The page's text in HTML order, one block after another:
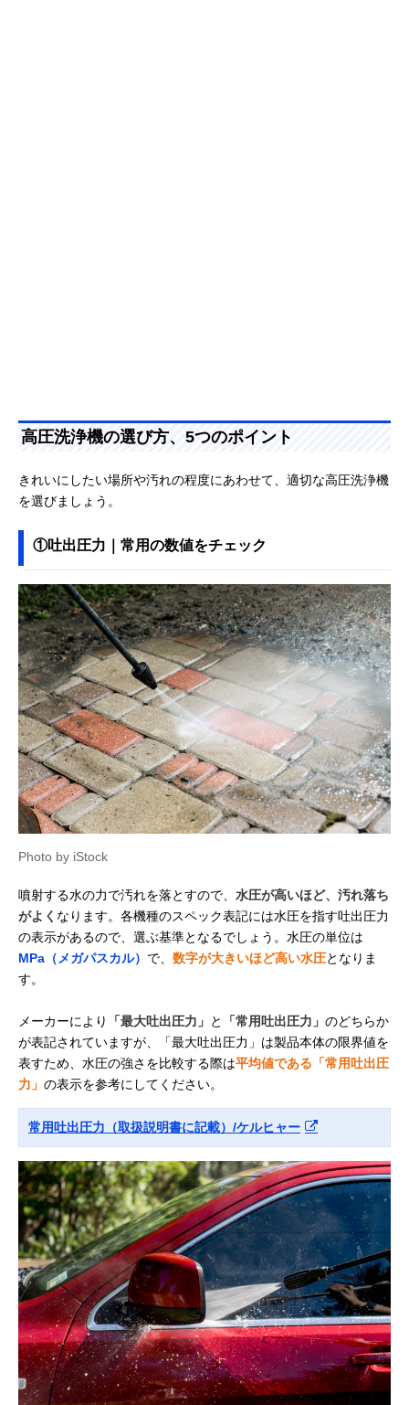
高圧洗浄機の選び方、5つのポイント
きれいにしたい場所や汚れの程度にあわせて、適切な高圧洗浄機
を選びましょう。
①吐出圧力｜常用の数値をチェック
Photo by iStock
噴射する水の力で汚れを落とすので、 水圧が高いほど、汚れ落ち
がよく なります。各機種のスペック表記には水圧を指す吐出圧力
の表示があるので、選ぶ基準となるでしょう。水圧の単位は
MPa（メガパスカル） で、 数字が大きいほど高い水圧となりま
す。
メーカーにより 「最大吐出圧力」 と 「常用吐出圧力」 のどちらか
が表記されていますが、「最大吐出圧力」は製品本体の限界値を
表すため、水圧の強さを比較する際は平均値である「常用吐出圧
力」 の表示を参考にしてください。
常用吐出圧力（取扱説明書に記載）/ケルヒャー